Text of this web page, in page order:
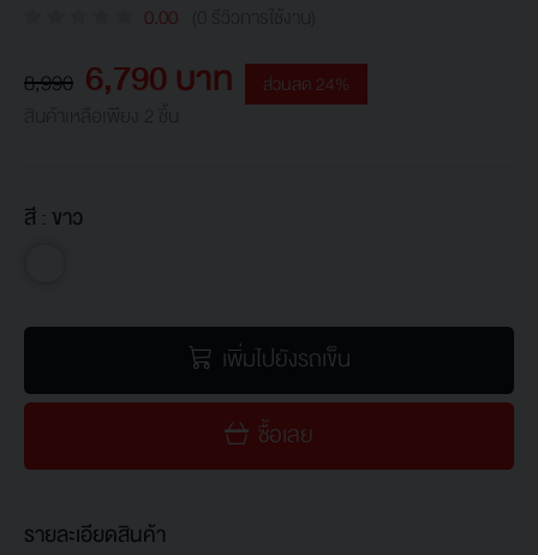
0.00
8,990 6,790 บาท ส่วนลด 24%
สี : ขาว
เพิ่มไปยังรถเข็น
ซื้อเลย
รายละเอียดสินค้า